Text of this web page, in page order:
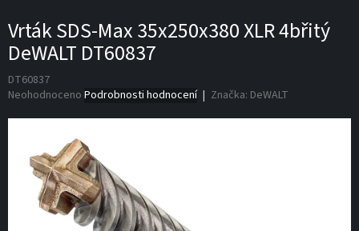
Vrták SDS-Max 35x250x380 XLR 4břitý
DeWALT DT60837
DT60837
Průměrné
hvězdiček.
Neohodnoceno Podrobnosti hodnocení Značka: DeWALT